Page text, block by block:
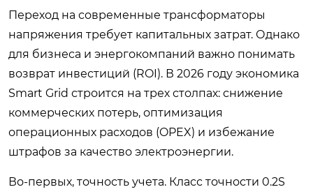
Переход на современные трансформаторы
напряжения требует капитальных затрат. Однако
для бизнеса и энергокомпаний важно понимать
возврат инвестиций (ROI). В 2026 году экономика
Smart Grid строится на трех столпах: снижение
коммерческих потерь, оптимизация
операционных расходов (OPEX) и избежание
штрафов за качество электроэнергии.
Во-первых, точность учета. Класс точности 0.2S